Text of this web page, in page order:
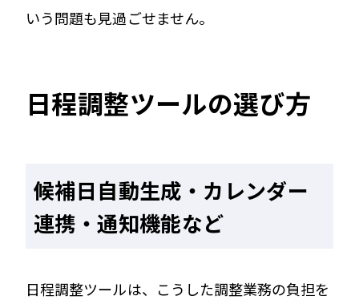
いう問題も見過ごせません。
日程調整ツールの選び方
候補日自動生成・カレンダー
連携・通知機能など
日程調整ツールは、こうした調整業務の負担を